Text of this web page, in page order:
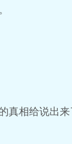
真相给说出